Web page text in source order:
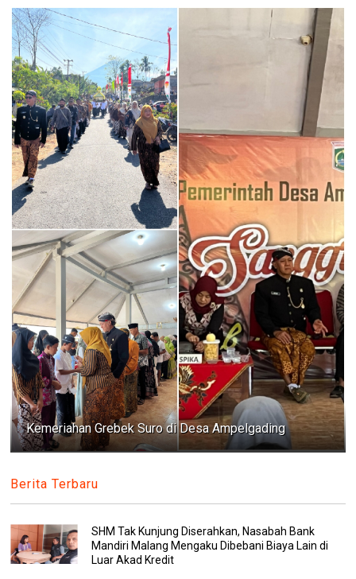
Kemeriahan Grebek Suro di Desa Ampelgading
Berita Terbaru
SHM Tak Kunjung Diserahkan, Nasabah Bank
Mandiri Malang Mengaku Dibebani Biaya Lain di
Luar Akad Kredit